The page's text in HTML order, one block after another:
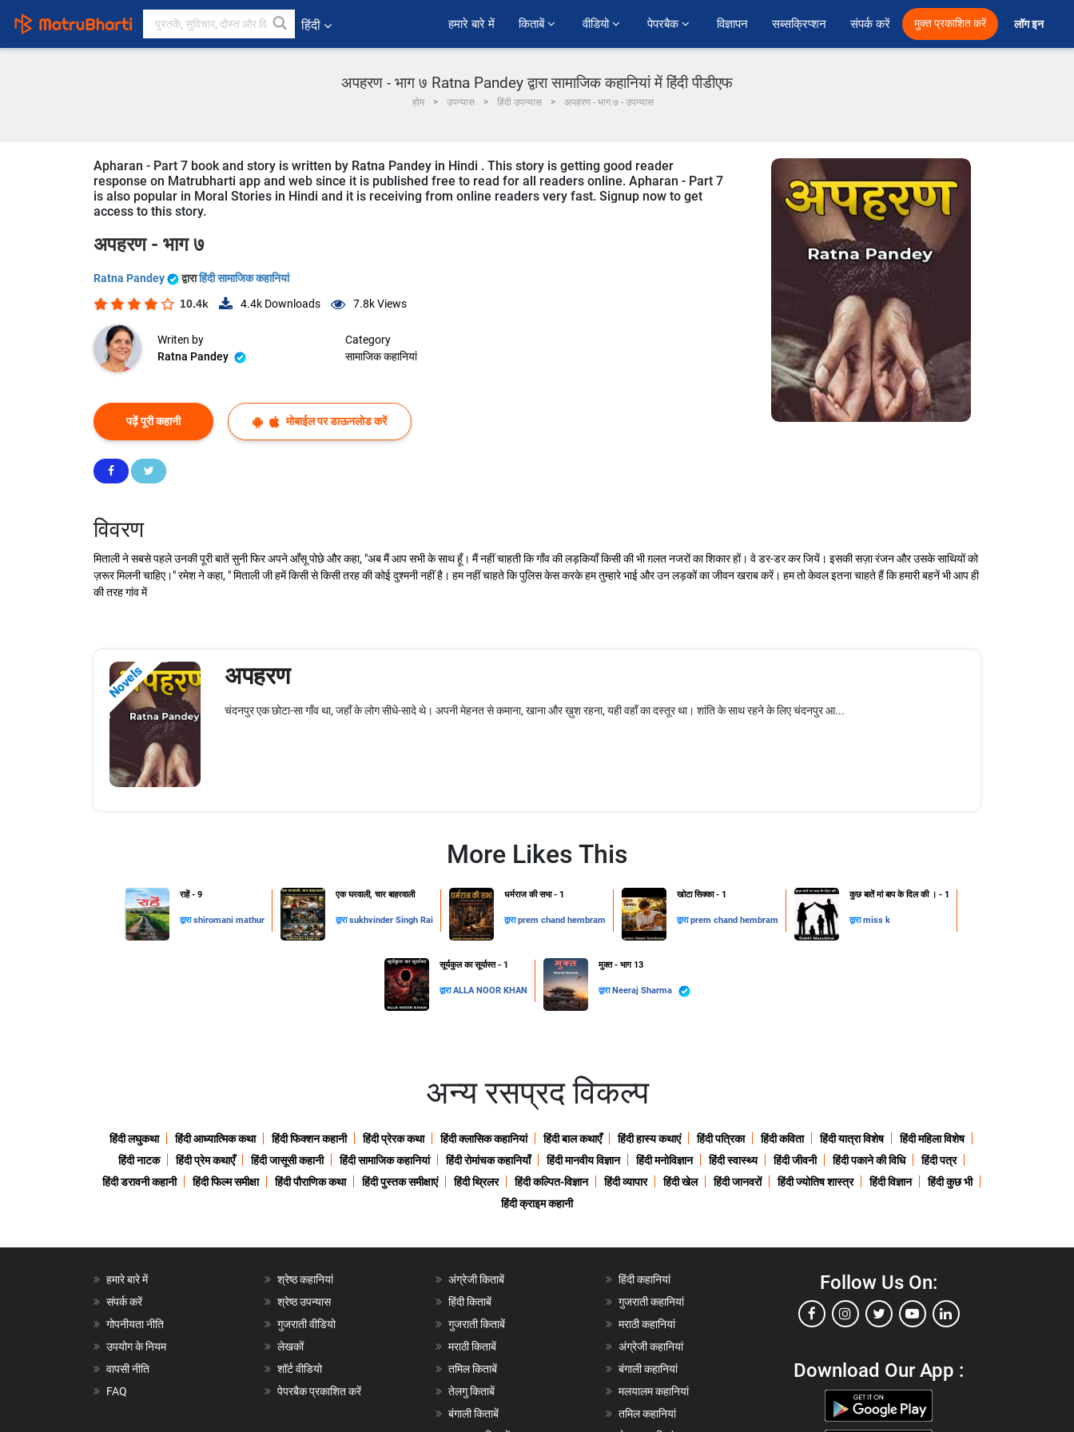
हिंदी हमारे बारे में किताबें वीडियो पेपरबैक विज्ञापन सब्सक्रिप्शन संपर्क करें मुक्त प्रकाशित करें लॉग इन
अपहरण - भाग ७ Ratna Pandey द्वारा सामाजिक कहानियां में हिंदी पीडीएफ
होम उपन्यास हिंदी उपन्यास अपहरण - भाग ७ - उपन्यास
Apharan - Part 7 book and story is written by Ratna Pandey in Hindi . This story is getting good reader
response on Matrubharti app and web since it is published free to read for all readers online. Apharan - Part 7
is also popular in Moral Stories in Hindi and it is receiving from online readers very fast. Signup now to get
access to this story.
अपहरण - भाग ७
Ratna Pandey द्वाराहिंदी सामाजिक कहानियां
10.4k 4.4k Downloads 7.8kViews
Writen by
Ratna Pandey
Category
सामाजिक कहानियां
पढ़ें पूरी कहानी मोबाईल पर डाऊनलोड करें
विवरण
मिताली ने सबसे पहले उनकी पूरी बातें सुनी फिर अपने आँसू पोछे और कहा, "अब मैं आप सभी के साथ हूँ। मैं नहीं चाहती कि गाँव की लड़कियाँ किसी की भी ग़लत नजरों का शिकार हों। वे डर-डर कर जियें। इसकी सज़ा रंजन और उसके साथियों को
ज़रूर मिलनी चाहिए।" रमेश ने कहा, " मिताली जी हमें किसी से किसी तरह की कोई दुश्मनी नहीं है। हम नहीं चाहते कि पुलिस केस करके हम तुम्हारे भाई और उन लड़कों का जीवन खराब करें। हम तो केवल इतना चाहते हैं कि हमारी बहनें भी आप ही
की तरह गांव में
Novels अपहरण
चंदनपुर एक छोटा-सा गाँव था, जहाँ के लोग सीधे-सादे थे। अपनी मेहनत से कमाना, खाना और ख़ुश रहना, यही वहाँ का दस्तूर था। शांति के साथ रहने के लिए चंदनपुर आ...
More Likes This
राहें - 9
द्वाराshiromani mathur
एक घरवाली, चार बाहरवाली
द्वाराsukhvinder Singh Rai
धर्मराज की सभा - 1
द्वाराprem chand hembram
खोटा सिक्का - 1
द्वाराprem chand hembram
कुछ बातें मां बाप के दिल की । - 1
द्वाराmiss k
सूर्यकुल का सूर्यास्त - 1
द्वाराALLA NOOR KHAN
मुक्त - भाग 13
द्वारा Neeraj Sharma
अन्य रसप्रद विकल्प
हिंदी लघुकथा हिंदी आध्यात्मिक कथा हिंदी फिक्शन कहानी हिंदी प्रेरक कथा हिंदी क्लासिक कहानियां हिंदी बाल कथाएँ हिंदी हास्य कथाएं हिंदी पत्रिका हिंदी कविता हिंदी यात्रा विशेष
हिंदी महिला विशेष
हिंदी नाटक
हिंदी प्रेम कथाएँ हिंदी जासूसी कहानी हिंदी सामाजिक कहानियां हिंदी रोमांचक कहानियाँ हिंदी मानवीय विज्ञान हिंदी मनोविज्ञान हिंदी स्वास्थ्य हिंदी जीवनी हिंदी पकाने की विधि
हिंदी पत्र
हिंदी डरावनी कहानी
हिंदी फिल्म समीक्षा हिंदी पौराणिक कथा हिंदी पुस्तक समीक्षाएं हिंदी थ्रिलर हिंदी कल्पित-विज्ञान हिंदी व्यापार हिंदी खेल हिंदी जानवरों हिंदी ज्योतिष शास्त्र हिंदी विज्ञान
हिंदी कुछ भी
हिंदी क्राइम कहानी
हमारे बारे में
संपर्क करें
गोपनीयता नीति
उपयोग के नियम
वापसी नीति
FAQ
श्रेष्ठ कहानियां
श्रेष्ठ उपन्यास
गुजराती वीडियो
लेखकों
शॉर्ट वीडियो
पेपरबैक प्रकाशित करें
अंग्रेजी किताबें
हिंदी किताबें
गुजराती किताबें
मराठी किताबें
तमिल किताबें
तेलगु किताबें
बंगाली किताबें
हिंदी कहानियां
गुजराती कहानियां
मराठी कहानियां
अंग्रेजी कहानियां
बंगाली कहानियां
मलयालम कहानियां
तमिल कहानियां
Follow Us On:
Download Our App :